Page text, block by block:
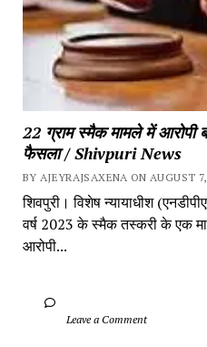
22 ग्राम स्मैक मामले में आरोपी
फैसला / Shivpuri News
BY AJEYRAJSAXENA ON AUGUST
शिवपुरी। विशेष न्यायाधीश
वर्ष 2023 के स्मैक तस्करी के एक
आरोपी...
		Leave a Comment